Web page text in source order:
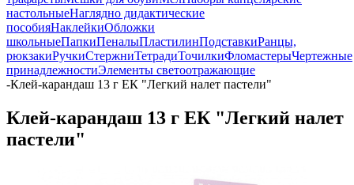
настольныеНаглядно дидактические
пособияНаклейкиОбложки
школьныеПапкиПеналыПластилинПодставкиРанцы,
рюкзакиРучкиСтержниТетрадиТочилкиФломастерыЧертежные
принадлежностиЭлементы светоотражающие
-Клей-карандаш 13 г ЕК "Легкий налет пастели"
Клей-карандаш 13 г ЕК "Легкий налет
пастели"